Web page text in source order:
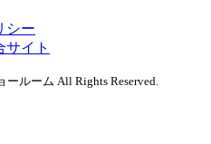
シー
サイト
ルーム All Rights Reserved.